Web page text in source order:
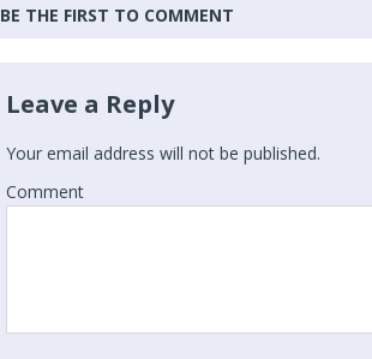
BE THE FIRST TO COMMENT
Leave a Reply
Your email address will not be published.
Comment